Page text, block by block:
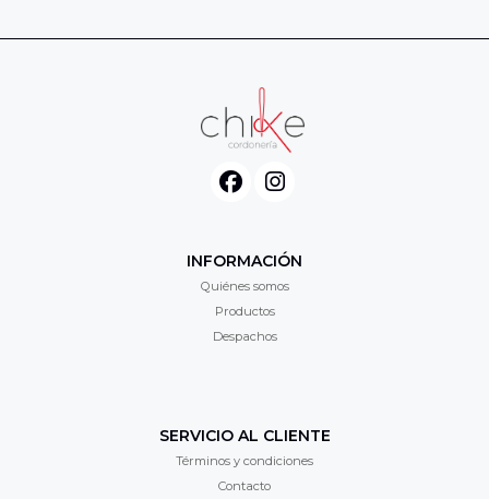
INFORMACIÓN
Quiénes somos
Productos
Despachos
SERVICIO AL CLIENTE
Términos y condiciones
Contacto